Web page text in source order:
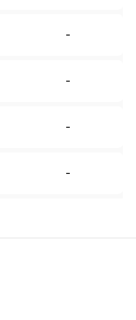
-
-
-
-